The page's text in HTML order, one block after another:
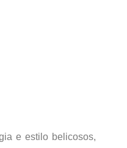
e estilo belicosos,